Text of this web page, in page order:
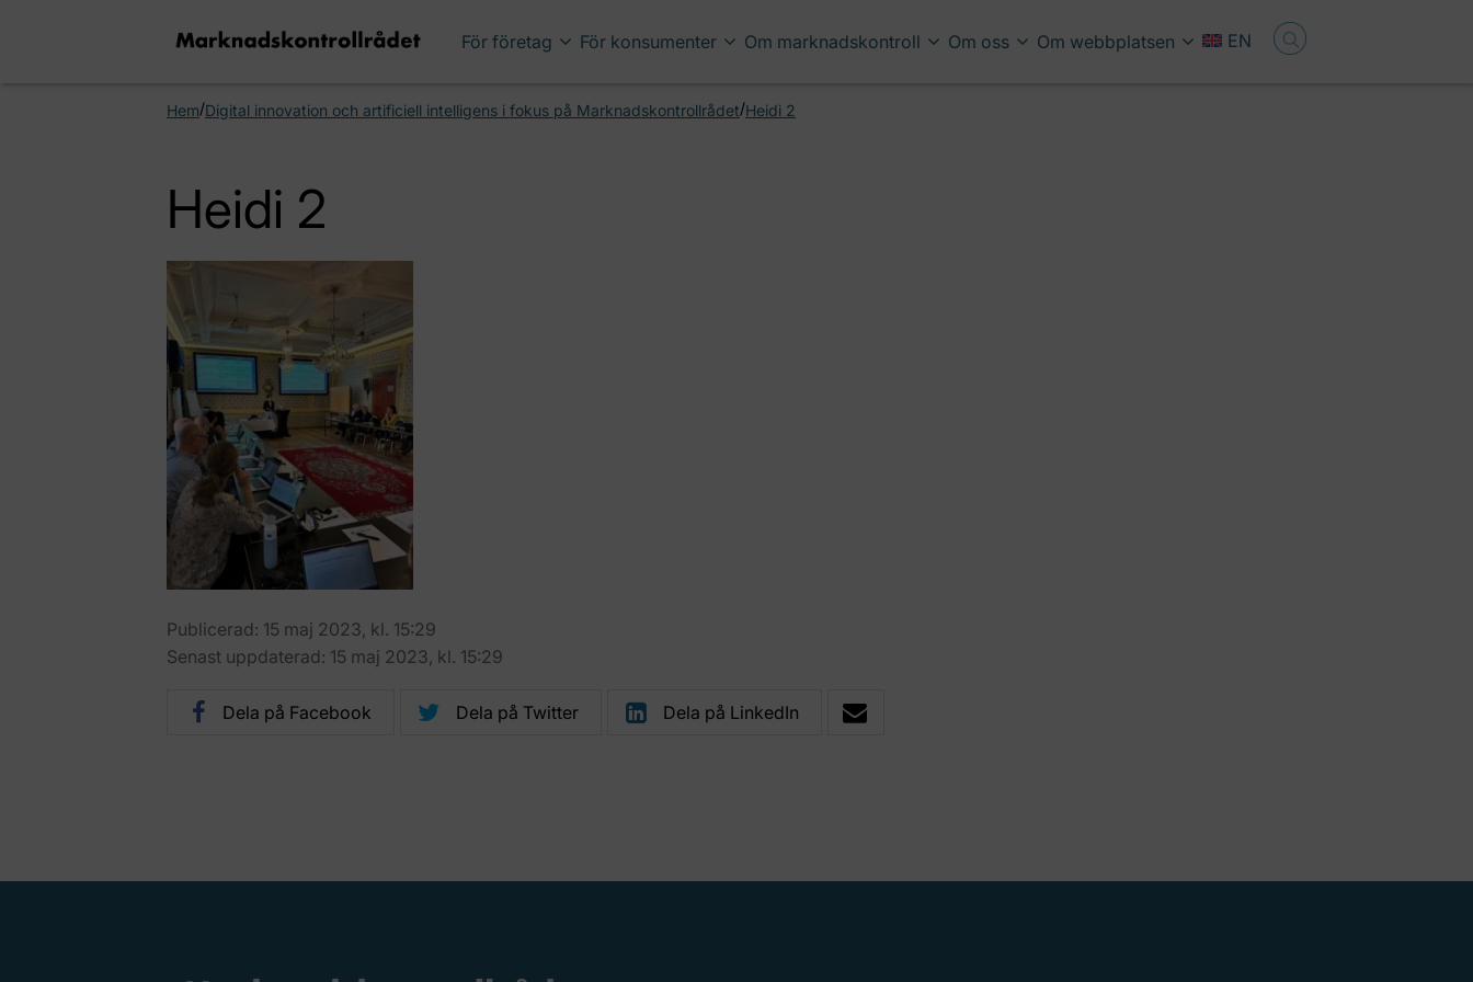
För företag För konsumenter Om marknadskontroll Om oss Om webbplatsen EN
Hem/Digital innovation och artificiell intelligens i fokus på Marknadskontrollrådet/Heidi 2
Heidi 2
Publicerad: 15 maj 2023, kl. 15:29
Senast uppdaterad: 15 maj 2023, kl. 15:29
Dela på Facebook Dela på Twitter Dela på LinkedIn